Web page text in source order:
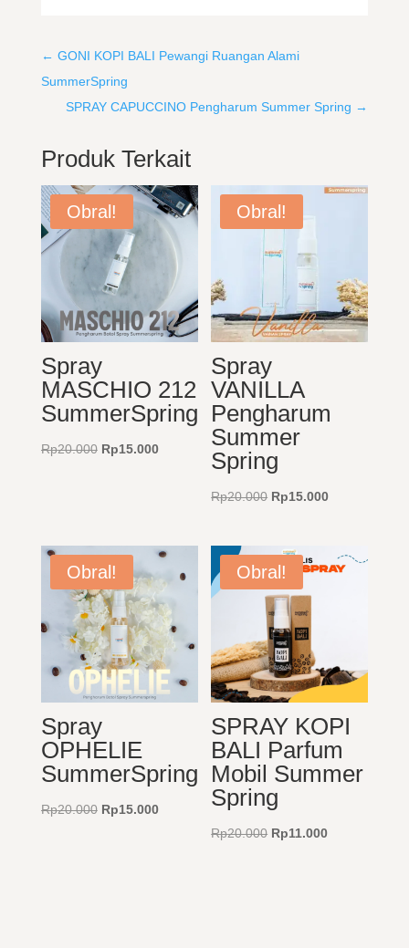
← GONI KOPI BALI Pewangi Ruangan Alami
SummerSpring
SPRAY CAPUCCINO Pengharum Summer Spring →
Produk Terkait
Obral!
Spray
MASCHIO 212
SummerSpring
Rp20.000 Harga
Rp15.000Harga
Rp15.000.
Obral!
Spray
VANILLA
Pengharum
Summer
Spring
Rp20.000 Harga
Rp20.000.
Rp15.000Harga
adalah:
Obral!
Spray
OPHELIE
SummerSpring
Rp20.000 Harga
Rp15.000Harga
Obral!
SPRAY KOPI
BALI Parfum
Mobil Summer
Spring
Rp20.000 Harga
Rp11.000Harga